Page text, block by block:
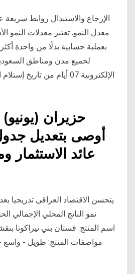
الإرجاع والاستبدال روابط
معدل النمو. تعتبر معدلات
لجميع مدن ومناطق
الإلكترونية 07 أيام
أوصى بتعديل
عائد الاستثمار
يتحسن الاقتصاد العراقي تدريجيا
مواصفات المنتج: طويل -